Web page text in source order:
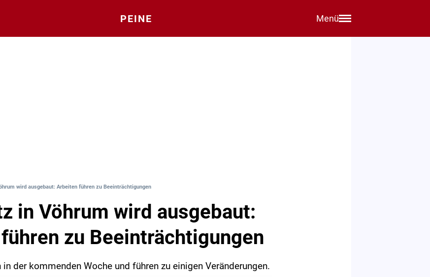
PEINE Menü
wird ausgebaut: Arbeiten führen zu Beeinträchtigungen
in Vöhrum wird ausgebaut:
zu Beeinträchtigungen
der kommenden Woche und führen zu einigen Veränderungen.